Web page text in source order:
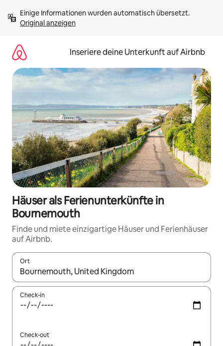
Inhalten
springenOriginal anzeigen
Inseriere deine Unterkunft auf Airbnb
Häuser als Ferienunterkünfte in
Bournemouth
Finde und miete einzigartige Häuser und Ferienhäuser
auf Airbnb.
Ort
Wenn Ergebnisse verfügbar sind, navigiere mit den
Check-in
Check-out